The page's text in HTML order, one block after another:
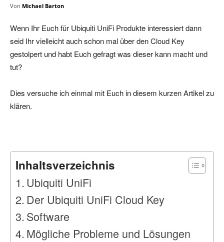
Von Michael Barton
Wenn Ihr Euch für Ubiquiti UniFi Produkte interessiert dann
seid Ihr vielleicht auch schon mal über den Cloud Key
gestolpert und habt Euch gefragt was dieser kann macht und
tut?
Dies versuche ich einmal mit Euch in diesem kurzen Artikel zu
klären.
Inhaltsverzeichnis
Ubiquiti UniFi
Der Ubiquiti UniFi Cloud Key
Software
Mögliche Probleme und Lösungen